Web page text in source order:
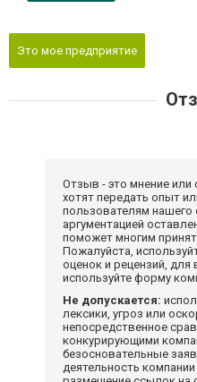
Это мое предприятие
Отзыв - это мнение
хотят передать опыт
пользователям нашего
аргументацией
поможет многим
Пожалуйста,
оценок и рецензий,
используйте форму
Не допускается:
лексики, угроз или
непосредственное
конкурирующими
безосновательные
деятельность компании